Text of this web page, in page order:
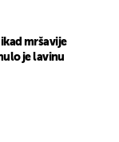
mršavije
je lavinu